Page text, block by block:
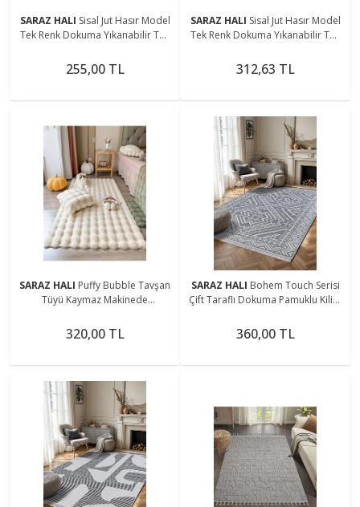
SARAZ HALI Sisal Jut Hasır Model
Tek Renk Dokuma Yıkanabilir Toz
255,00 TL
SARAZ HALI Sisal Jut Hasır Model
Tek Renk Dokuma Yıkanabilir Toz
312,63 TL
SARAZ HALI Puffy Bubble Tavşan
Tüyü Kaymaz Makinede
Halı
320,00 TL
SARAZ HALI Bohem Touch Serisi
Çift Taraflı Dokuma Pamuklu Kilim
360,00 TL